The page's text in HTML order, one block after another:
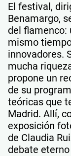
El festival,
Benamargo,
del flamenco:
mismo
innovadores.
mucha
propone un
de su
teóricas que
Madrid. Allí,
exposición
de Claudia
debate